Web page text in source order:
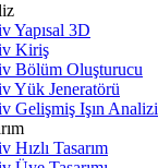
Yapısal 3D
Kiriş
Bölüm Oluşturucu
Yük Jeneratörü
Gelişmiş Işın Analizi
Hızlı Tasarım